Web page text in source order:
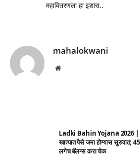
महावितरणला हा इशारा..
mahalokwani
Website
Ladki Bahin Yojana 2026 |
खात्यात पैसे जमा होण्यास सुरुवात;
लगेच बॅलन्स करा चेक